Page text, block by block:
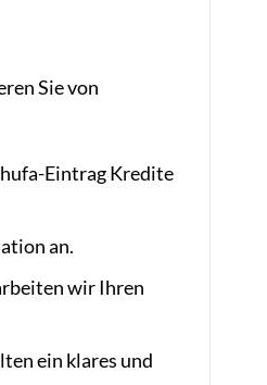
Sie von
Eintrag Kredite
an.
wir Ihren
ein klares und